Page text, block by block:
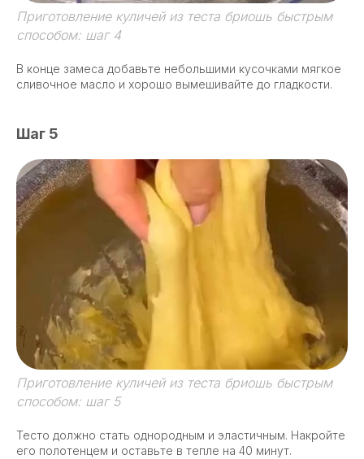
Приготовление куличей из теста бриошь быстрым
способом: шаг 4
В конце замеса добавьте небольшими кусочками мягкое
сливочное масло и хорошо вымешивайте до гладкости.
Шаг 5
Приготовление куличей из теста бриошь быстрым
способом: шаг 5
Тесто должно стать однородным и эластичным. Накройте
его полотенцем и оставьте в тепле на 40 минут.